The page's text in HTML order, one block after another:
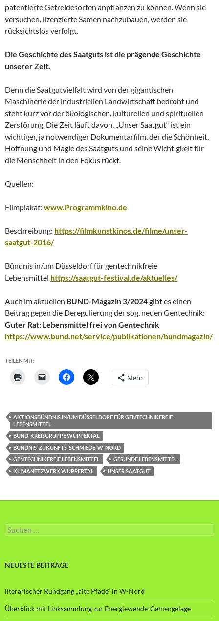
patentierte Getreidesorten anpflanzen zu können. Wenn sie
versuchen, lizenzierte Samen nachzubauen, werden sie
rücksichtslos verfolgt.
Die Geschichte des Saatguts ist die prägende Geschichte
unserer Zeit.
Denn die Saatgutvielfalt wird von der gigantischen
Maschinerie der industriellen Landwirtschaft bedroht und
steht kurz vor der ökologischen, kulturellen und spirituellen
Zerstörung. Die Zeit läuft davon. „Unser Saatgut“ ist ein
wichtiger, ja notwendiger Dokumentarfilm, der die Schönheit,
Hoffnung und Magie des Saatguts und seine Wichtigkeit für
die Menschheit in den Fokus rückt.
Quellen:
Filmplakat: www.Programmkino.de
Beschreibung: https://filmkunstkinos.de/filme/unser-
saatgut-2016/
Bündnis in/um Düsseldorf für gentechnikfreie
Lebensmittel https://saatgut-festival.de/aktuelles/
Auch im aktuellen BUND-Magazin 3/2024gibt es einen
Beitrag gegen die Deregulierung der sog. neuen Gentechnik:
Guter Rat: Lebensmittel frei von Gentechnik
https://www.bund.net/service/publikationen/bundmagazin/
TEILEN MIT:
Mehr
AKTIONSBÜNDNIS IN/UM DÜSSELDORF FÜR GENTECHNIKFREIE
LEBENSMITTEL
BUND-KREISGRUPPE WUPPERTAL
BÜNDNIS-ZUKUNFTS-SCHMIEDE-W-NORD
GENTECHNIKFREIE LEBENSMITTEL
GESUNDE LEBENSMITTEL
KLIMANETZWERK WUPPERTAL
UNSER SAATGUT
Suche
nach:
NEUESTE BEITRÄGE
literarischer Rundgang „alte Pfade“ in W-Nord
Überblick mit Linksammlung zur Energiewende-Gemengelage